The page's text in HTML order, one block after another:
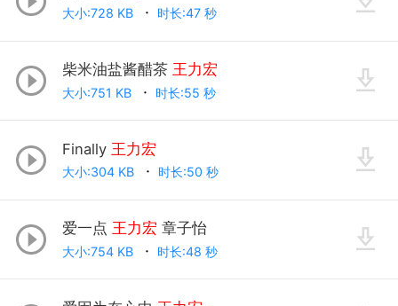
大小:728 KB 时长:47 秒
柴米油盐酱醋茶 王力宏
大小:751 KB 时长:55 秒
Finally 王力宏
大小:304 KB 时长:50 秒
爱一点 王力宏 章子怡
大小:754 KB 时长:48 秒